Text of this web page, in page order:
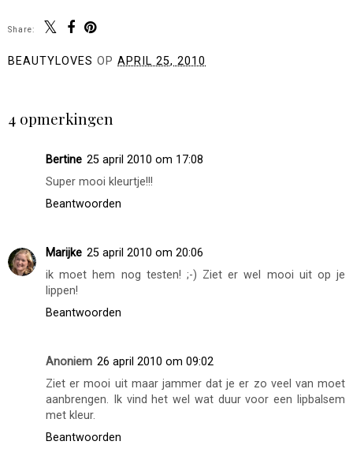
Share:
BEAUTYLOVES OP APRIL 25, 2010
4 opmerkingen
Bertine 25 april 2010 om 17:08
Super mooi kleurtje!!!
Beantwoorden
Marijke 25 april 2010 om 20:06
ik moet hem nog testen! ;-) Ziet er wel mooi uit op je
lippen!
Beantwoorden
Anoniem 26 april 2010 om 09:02
Ziet er mooi uit maar jammer dat je er zo veel van moet
aanbrengen. Ik vind het wel wat duur voor een lipbalsem
met kleur.
Beantwoorden